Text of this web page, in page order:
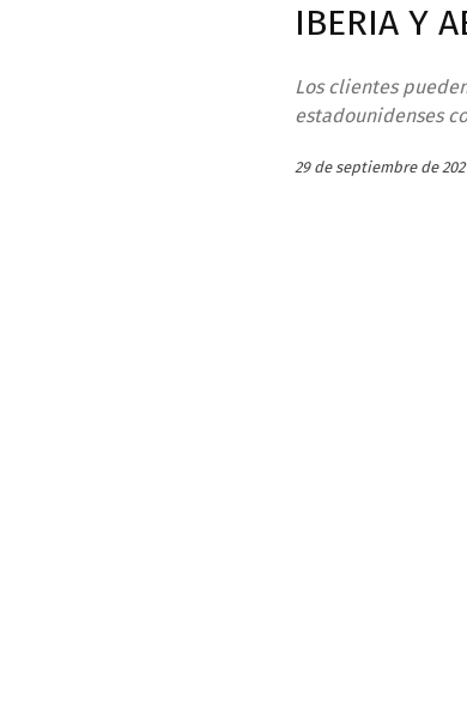
IBERIA Y
Los clientes
estadounidenses
29 de septiembre de